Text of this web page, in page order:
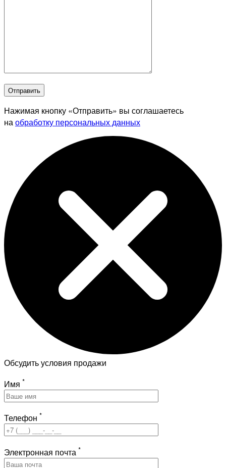
Отправить
Нажимая кнопку «Отправить» вы соглашаетесь
на обработку персональных данных
Обсудить условия продажи
Имя *
Телефон *
Электронная почта *